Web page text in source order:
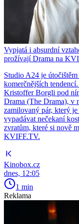
Vypjatá i absurdní
prožívají Drama na
Studio A24 je
komerčnějších
Kristoffer Borgli pod
Drama (The Drama), v
zamilovaný pár, který
vypadávat nečekaní
zvratům, které si nově
KVIFF.TV.
Kinobox.cz
dnes, 12:05
1 min
Reklama